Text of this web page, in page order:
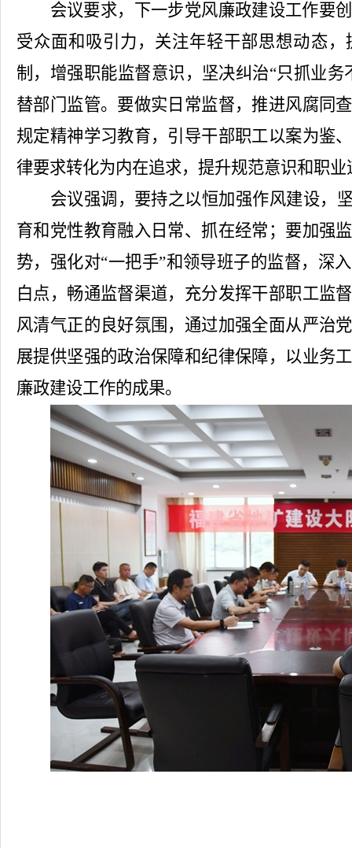
会议要求，下一步党风廉政建设工作要
受众面和吸引力，关注年轻干部思想动态
制，增强职能监督意识，坚决纠治“只抓业务
替部门监管。要做实日常监督，推进风腐同
规定精神学习教育，引导干部职工以案为鉴
律要求转化为内在追求，提升规范意识和职业
会议强调，要持之以恒加强作风建设，
育和党性教育融入日常、抓在经常；要加强
势，强化对“一把手”和领导班子的监督，深
白点，畅通监督渠道，充分发挥干部职工监
风清气正的良好氛围，通过加强全面从严治
展提供坚强的政治保障和纪律保障，以业务
廉政建设工作的成果。